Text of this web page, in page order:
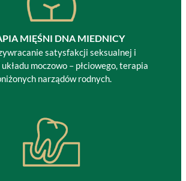
MIĘŚNI DNA MIEDNICY
satysfakcji seksualnej i
moczowo – płciowego, terapia
narządów rodnych.